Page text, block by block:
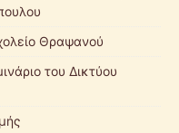
Θραψανού
του Δικτύου